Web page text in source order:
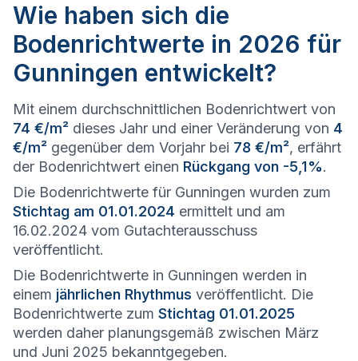
Wie haben sich die
Bodenrichtwerte in 2026 für
Gunningen entwickelt?
Mit einem durchschnittlichen Bodenrichtwert von
74 €/m² dieses Jahr und einer Veränderung von 4
€/m² gegenüber dem Vorjahr bei 78 €/m², erfährt
der Bodenrichtwert einen Rückgang von -5,1%.
Die Bodenrichtwerte für Gunningen wurden zum
Stichtag am 01.01.2024 ermittelt und am
16.02.2024 vom Gutachterausschuss
veröffentlicht.
Die Bodenrichtwerte in Gunningen werden in
einem jährlichen Rhythmus veröffentlicht. Die
Bodenrichtwerte zum Stichtag 01.01.2025
werden daher planungsgemäß zwischen März
und Juni 2025 bekanntgegeben.